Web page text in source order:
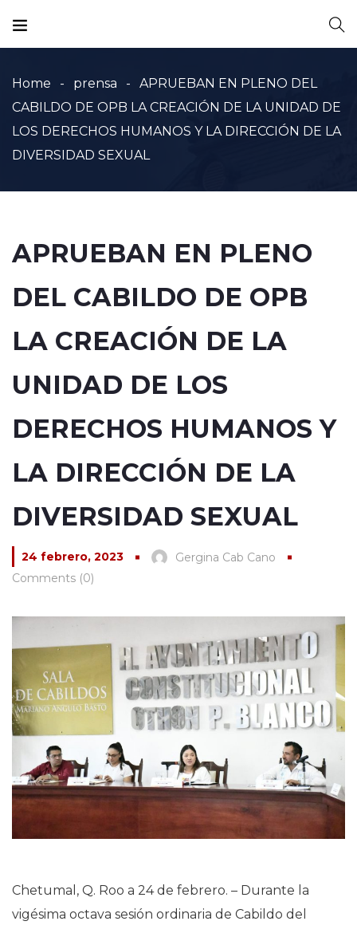
Home prensa
APRUEBAN EN PLENO DEL
CABILDO DE OPB LA CREACIÓN DE LA UNIDAD DE
LOS DERECHOS HUMANOS Y LA DIRECCIÓN DE LA
DIVERSIDAD SEXUAL
APRUEBAN EN PLENO
DEL CABILDO DE OPB
LA CREACIÓN DE LA
UNIDAD DE LOS
DERECHOS HUMANOS Y
LA DIRECCIÓN DE LA
DIVERSIDAD SEXUAL
24 febrero, 2023
Gergina Cab Cano
Comments (0)
Chetumal, Q. Roo a 24 de febrero. – Durante la
vigésima octava sesión ordinaria de Cabildo del